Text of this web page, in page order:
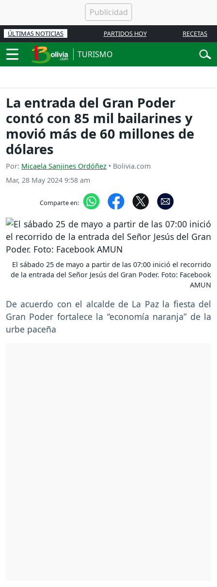
ÚLTIMAS NOTICIAS PARTIDOS HOY RECETAS
TURISMO
La entrada del Gran Poder
contó con 85 mil bailarines y
movió más de 60 millones de
dólares
Por: Micaela Sanjines Ordóñez • Bolivia.com
Mar, 28 May 2024 9:58 am
Comparte en:
El sábado 25 de mayo a partir de las 07:00 inició el recorrido
de la entrada del Señor Jesús del Gran Poder. Foto: Facebook
AMUN
De acuerdo con el alcalde de La Paz la fiesta del
Gran Poder fortalece la “economía naranja” de la
urbe paceña